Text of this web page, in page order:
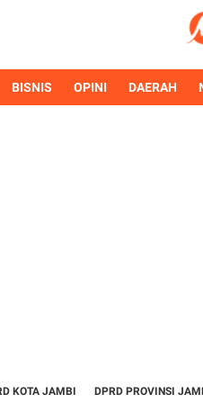
BISNIS OPINI DAERAH
KOTA JAMBI DPRD PROVINSI